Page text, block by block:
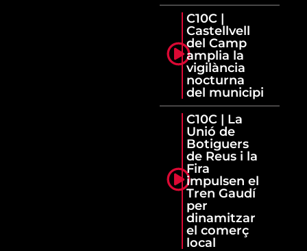
C10C |
Castellvell
del Camp
amplia la
vigilància
nocturna
del municipi
C10C | La
Unió de
Botiguers
de Reus i la
Fira
impulsen el
Tren Gaudí
per
dinamitzar
el comerç
local